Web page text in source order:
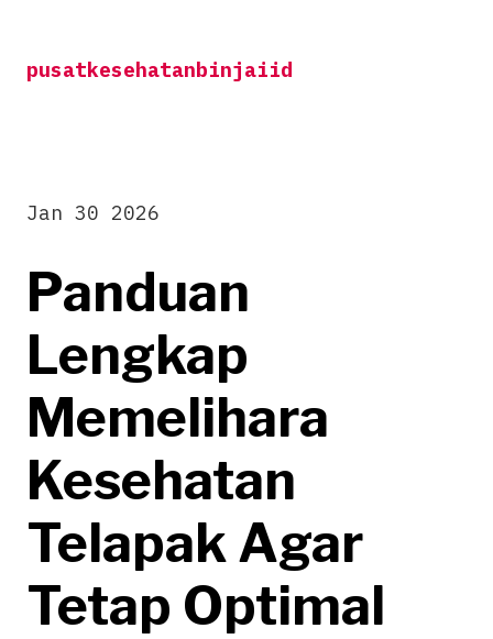
contentpusatkesehatanbinjaiid
Panduan
Lengkap
Memelihara
Kesehatan
Telapak Agar
Tetap Optimal
Jan 30 2026